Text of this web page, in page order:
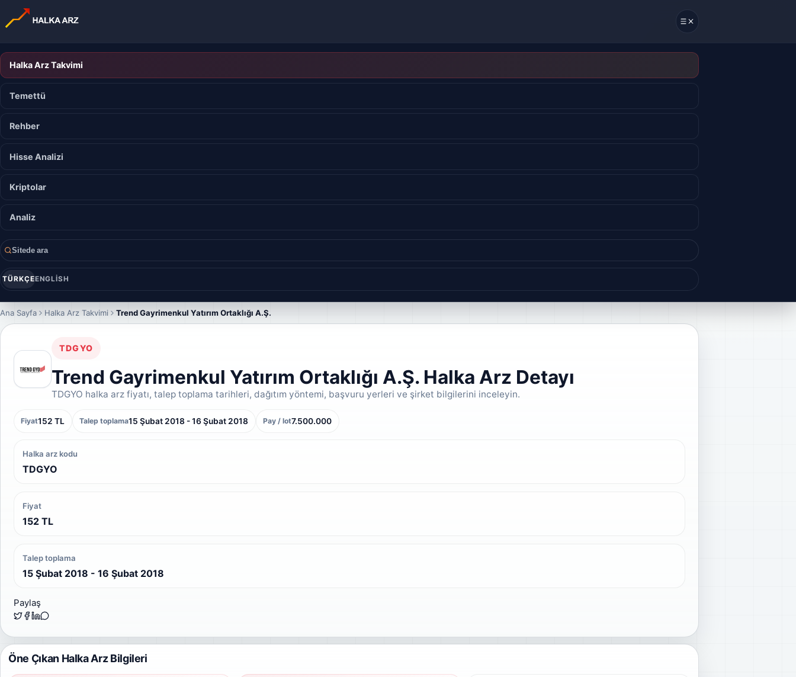
Halka Arz Takvimi
Temettü
Rehber
Hisse Analizi
Kriptolar
Analiz
Sitede ara
TÜRKÇEENGLISH
Ana Sayfa Halka Arz Takvimi Trend Gayrimenkul Yatırım Ortaklığı A.Ş.
TDGYO
Trend Gayrimenkul Yatırım Ortaklığı A.Ş. Halka Arz Detayı
TDGYO halka arz fiyatı, talep toplama tarihleri, dağıtım yöntemi, başvuru yerleri ve şirket bilgilerini inceleyin.
Fiyat152 TL Talep toplama15 Şubat 2018 - 16 Şubat 2018 Pay / lot7.500.000
Halka arz kodu
TDGYO
Fiyat
152 TL
Talep toplama
15 Şubat 2018 - 16 Şubat 2018
Paylaş
Öne Çıkan Halka Arz Bilgileri